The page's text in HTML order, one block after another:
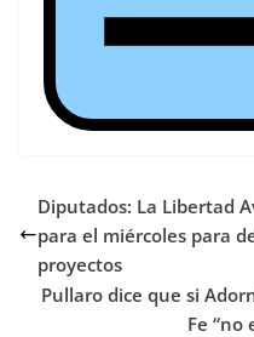
Diputados: La Libertad
para el miércoles para
proyectos
Pullaro dice que si
Fe “no